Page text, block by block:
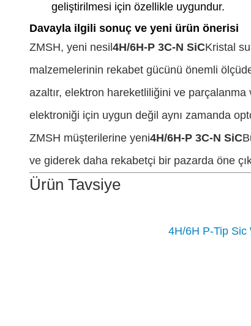
geliştirilmesi için özellikle uygundur.
Davayla ilgili sonuç ve yeni ürün önerisi
ZMSH, yeni nesil 4H/6H-P 3C-N SiCKristal
malzemelerinin rekabet gücünü önemli
azaltır, elektron hareketliliğini ve
elektroniği için uygun değil aynı zamanda
ZMSH müşterilerine yeni4H/6H-P 3C-N SiC
ve giderek daha rekabetçi bir pazarda öne
Ürün Tavsiye
4H/6H P-Tip Sic